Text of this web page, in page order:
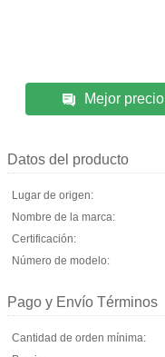
Mejor precio
Datos del producto
Lugar de origen:
Nombre de la marca:
Certificación:
Número de modelo:
Pago y Envío Términos
Cantidad de orden mínima: